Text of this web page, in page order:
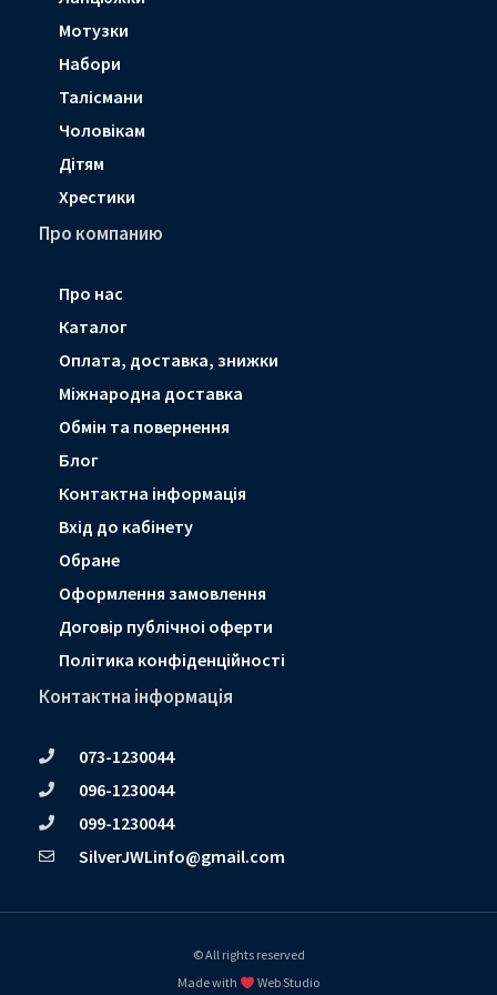
Мотузки
Набори
Талісмани
Чоловікам
Дітям
Хрестики
Про компанию
Про нас
Каталог
Оплата, доставка, знижки
Мiжнародна доставка
Обмін та повернення
Блог
Контактна інформація
Вхід до кабінету
Обране
Оформлення замовлення
Договір публічноі оферти
Політика конфіденційності
Контактна інформація
073-1230044
096-1230044
099-1230044
SilverJWLinfo@gmail.com
© All rights reserved
Made with
Web Studio